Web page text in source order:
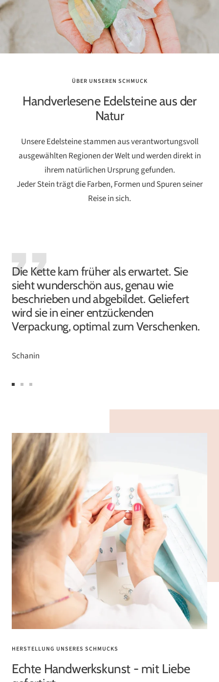
ÜBER UNSEREN SCHMUCK
Handverlesene Edelsteine aus der
Natur
Unsere Edelsteine stammen aus verantwortungsvoll
ausgewählten Regionen der Welt und werden direkt in
ihrem natürlichen Ursprung gefunden.
Jeder Stein trägt die Farben, Formen und Spuren seiner
Reise in sich.
Die Kette kam früher als erwartet. Sie
sieht wunderschön aus, genau wie
beschrieben und abgebildet. Geliefert
wird sie in einer entzückenden
Verpackung, optimal zum Verschenken.
Schanin
gehen
gehen
gehen
HERSTELLUNG UNSERES SCHMUCKS
Echte Handwerkskunst - mit Liebe